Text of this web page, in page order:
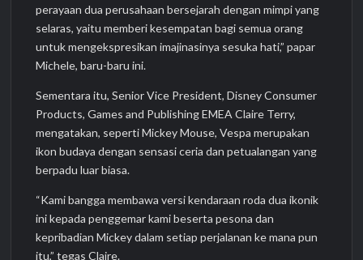
perayaan dua perusahaan bersejarah dengan mimpi yang
selaras, yaitu memberi kesempatan bagi semua orang
untuk mengekspresikan imajinasinya sesuka hati,” papar
Michele, baru-baru ini.
Sementara itu, Senior Vice President, Disney Consumer
Products, Games and Publishing EMEA Claire Terry,
mengatakan, seperti Mickey Mouse, Vespa merupakan
ikon budaya dengan sensasi ceria dan petualangan yang
berpadu luar biasa.
“Kami bangga membawa versi kendaraan roda dua ikonik
ini kepada penggemar kami beserta pesona dan
kepribadian Mickey dalam setiap perjalanan ke mana pun
itu,” tegas Claire.